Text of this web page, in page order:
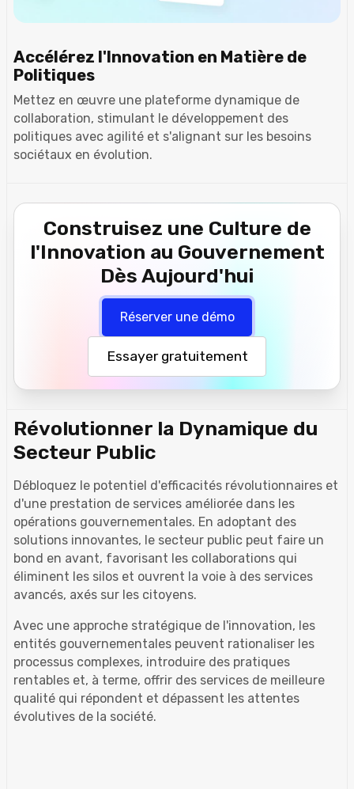
Accélérez l'Innovation en Matière de
Politiques
Mettez en œuvre une plateforme dynamique de
collaboration, stimulant le développement des
politiques avec agilité et s'alignant sur les besoins
sociétaux en évolution.
Construisez une Culture de
l'Innovation au Gouvernement
Dès Aujourd'hui
Réserver une démo
Essayer gratuitement
Révolutionner la Dynamique du
Secteur Public
Débloquez le potentiel d'efficacités révolutionnaires et
d'une prestation de services améliorée dans les
opérations gouvernementales. En adoptant des
solutions innovantes, le secteur public peut faire un
bond en avant, favorisant les collaborations qui
éliminent les silos et ouvrent la voie à des services
avancés, axés sur les citoyens.
Avec une approche stratégique de l'innovation, les
entités gouvernementales peuvent rationaliser les
processus complexes, introduire des pratiques
rentables et, à terme, offrir des services de meilleure
qualité qui répondent et dépassent les attentes
évolutives de la société.